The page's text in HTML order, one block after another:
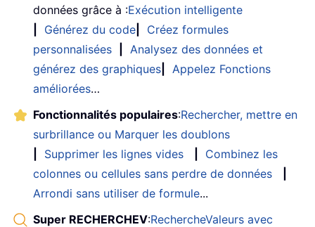
données grâce à :Exécution intelligente
Générez du code
Créez formules
personnalisées
Analysez des données et
générez des graphiques
Appelez Fonctions
améliorées…
Fonctionnalités populaires:Rechercher, mettre en
surbrillance ou Marquer les doublons
Supprimer les lignes vides
Combinez les
colonnes ou cellules sans perdre de données
Arrondi sans utiliser de formule...
Super RECHERCHEV:RechercheValeurs avec